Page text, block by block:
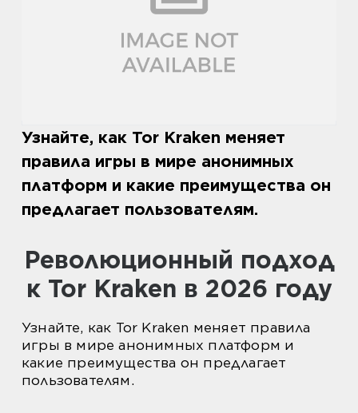
Узнайте, как Tor Kraken меняет
правила игры в мире анонимных
платформ и какие преимущества он
предлагает пользователям.
Революционный подход
к Tor Kraken в 2026 году
Узнайте, как Tor Kraken меняет правила
игры в мире анонимных платформ и
какие преимущества он предлагает
пользователям.